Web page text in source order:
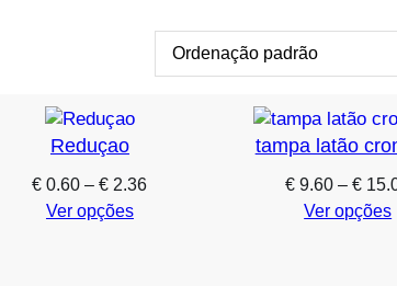
Reduçao
€ 0.60 – € 2.36Price
Ver opções
tampa latão
€ 9.60 – €
Ver opções